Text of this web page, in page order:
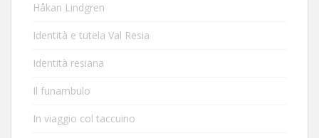
Håkan Lindgren
Identità e tutela Val Resia
Identità resiana
Il funambulo
In viaggio col taccuino